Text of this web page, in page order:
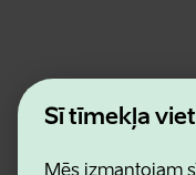
Šī tīmekļa
Estonian Business
Kontakti